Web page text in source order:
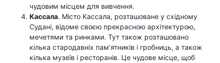
чудовим місцем для вивчення.
Кассала. Місто Кассала, розташоване у східному
Судані, відоме своєю прекрасною архітектурою,
мечетями та ринками. Тут також розташовано
кілька стародавніх пам’ятників і гробниць, а також
кілька музеїв і ресторанів. Це чудове місце, щоб